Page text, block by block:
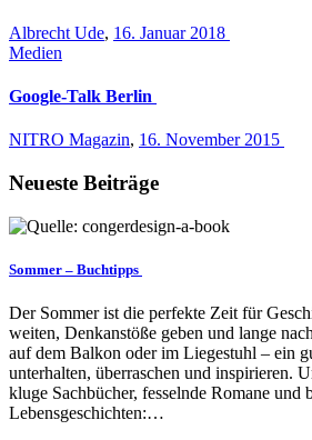
Albrecht Ude, 16. Januar 2018
Medien
Google-Talk Berlin
NITRO Magazin, 16. November 2015
Neueste Beiträge
Sommer – Buchtipps
Der Sommer ist die perfekte Zeit für
weiten, Denkanstöße geben und lange
auf dem Balkon oder im Liegestuhl – ein
unterhalten, überraschen und inspirieren.
kluge Sachbücher, fesselnde Romane und
Lebensgeschichten:…